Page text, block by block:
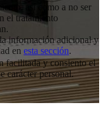
así como a no ser
el tratamiento
información adicional y
en esta sección.
facilitada y consiento el
carácter personal.